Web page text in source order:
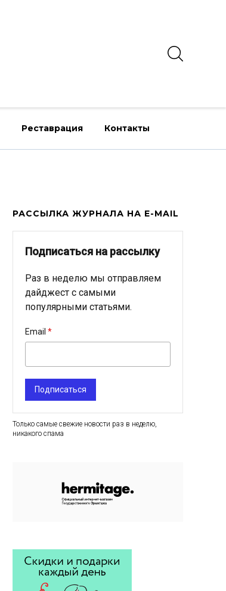
Реставрация Контакты
РАССЫЛКА ЖУРНАЛА НА E-MAIL
Подписаться на рассылку
Раз в неделю мы отправляем
дайджест с самыми
популярными статьями.
Email
Подписаться
Только самые свежие новости раз в неделю,
никакого спама